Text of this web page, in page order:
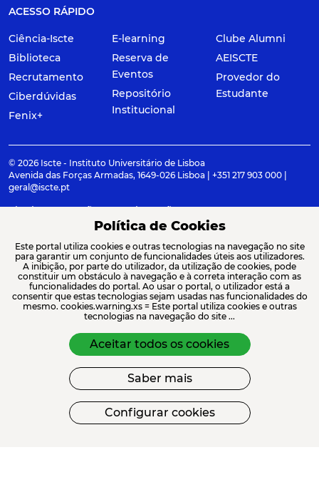
ACESSO RÁPIDO
Ciência-Iscte
Biblioteca
Recrutamento
Ciberdúvidas
Fenix+
E-learning
Reserva de
Eventos
Repositório
Institucional
Clube Alumni
AEISCTE
Provedor do
Estudante
© 2026 Iscte - Instituto Universitário de Lisboa
Avenida das Forças Armadas, 1649-026 Lisboa | +351 217 903 000 |
geral@iscte.pt
Elogios, Sugestões e Reclamações
Termos e condições
Canal de denúncia
ACREDITAÇÕES E ASSOCIAÇÕES
FINANCIAMENTO
Política de Cookies
Este portal utiliza cookies e outras tecnologias na navegação no site
para garantir um conjunto de funcionalidades úteis aos utilizadores.
A inibição, por parte do utilizador, da utilização de cookies, pode
constituir um obstáculo à navegação e à correta interação com as
funcionalidades do portal. Ao usar o portal, o utilizador está a
consentir que estas tecnologias sejam usadas nas funcionalidades do
mesmo. cookies.warning.xs = Este portal utiliza cookies e outras
tecnologias na navegação do site ...
Aceitar todos os cookies
Saber mais
Configurar cookies